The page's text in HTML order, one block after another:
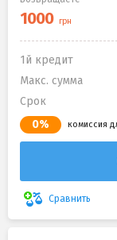
1й кредит
Макс. сумма
Срок
0% комиссия
Сравнить